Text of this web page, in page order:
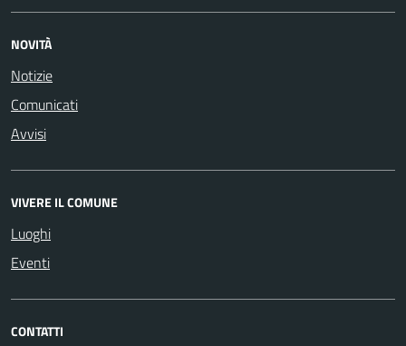
NOVITÀ
Notizie
Comunicati
Avvisi
VIVERE IL COMUNE
Luoghi
Eventi
CONTATTI